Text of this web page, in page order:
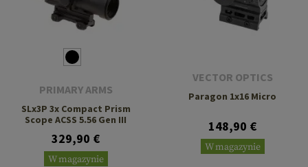
PRIMARY ARMS
SLx3P 3x Compact Prism
Scope ACSS 5.56 Gen III
329,90 €
W magazynie
VECTOR OPTICS
Paragon 1x16 Micro
148,90 €
W magazynie